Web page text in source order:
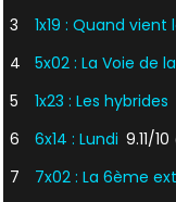
3
1x19 : Quand vient
4
5x02 : La Voie de
5
1x23 : Les hybrides
6
6x14 : Lundi 9.11/10
7
7x02 : La 6ème